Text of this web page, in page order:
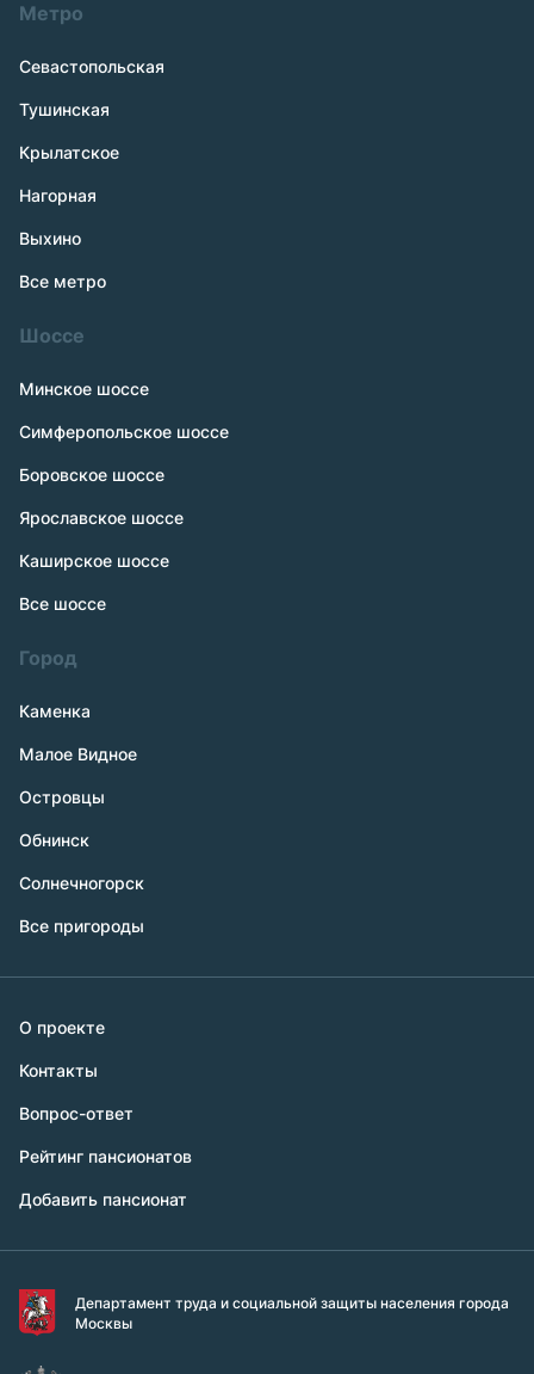
Метро
Севастопольская
Тушинская
Крылатское
Нагорная
Выхино
Все метро
Шоссе
Минское шоссе
Симферопольское шоссе
Боровское шоссе
Ярославское шоссе
Каширское шоссе
Все шоссе
Город
Каменка
Малое Видное
Островцы
Обнинск
Солнечногорск
Все пригороды
О проекте
Контакты
Вопрос-ответ
Рейтинг пансионатов
Добавить пансионат
Департамент труда и социальной защиты населения города
Москвы